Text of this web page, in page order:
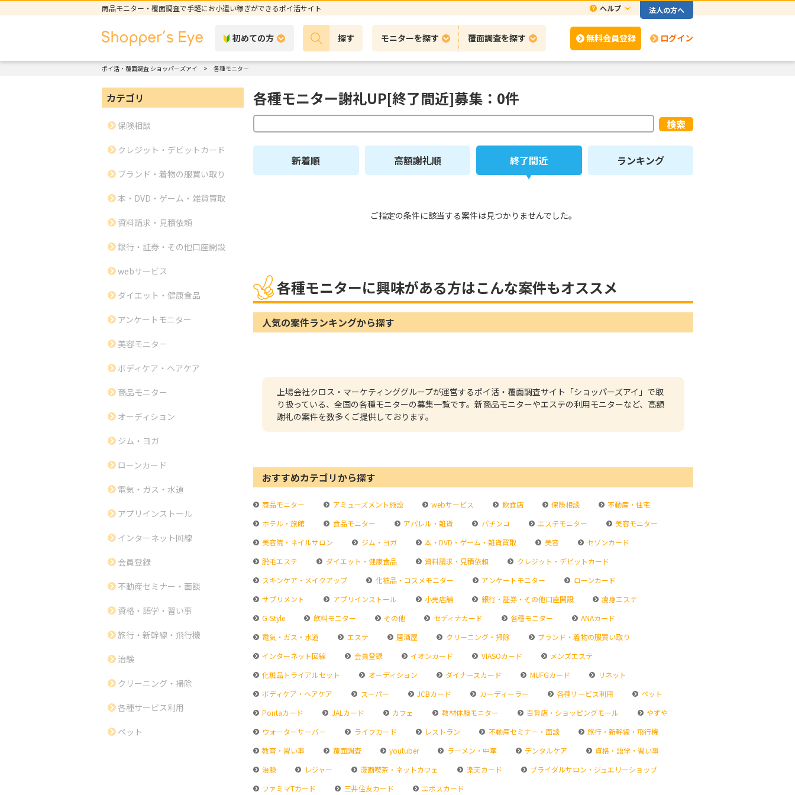
商品モニター・覆面調査で手軽にお小遣い稼ぎができるポイ活サイト ヘルプ 法人の方へ
初めての方 探す モニターを探す 覆面調査を探す 無料会員登録 ログイン
ポイ活・覆面調査 ショッパーズアイ 各種モニター
カテゴリ
保険相談
クレジット・デビットカード
ブランド・着物の服買い取り
本・DVD・ゲーム・雑貨買取
資料請求・見積依頼
銀行・証券・その他口座開設
webサービス
ダイエット・健康食品
アンケートモニター
美容モニター
ボディケア・ヘアケア
商品モニター
オーディション
ジム・ヨガ
ローンカード
電気・ガス・水道
アプリインストール
インターネット回線
会員登録
不動産セミナー・面談
資格・語学・習い事
旅行・新幹線・飛行機
治験
クリーニング・掃除
各種サービス利用
ペット
各種モニター謝礼UP[終了間近]募集：0件
検索
新着順 高額謝礼順 終了間近 ランキング
ご指定の条件に該当する案件は見つかりませんでした。
各種モニターに興味がある方はこんな案件もオススメ
人気の案件ランキングから探す
上場会社クロス・マーケティンググループが運営するポイ活・覆面調査サイト「ショッパーズアイ」で取
り扱っている、全国の各種モニターの募集一覧です。新商品モニターやエステの利用モニターなど、高額
謝礼の案件を数多くご提供しております。
おすすめカテゴリから探す
商品モニター アミューズメント施設 webサービス 飲食店 保険相談
不動産・住宅
ホテル・旅館
食品モニター アパレル・雑貨 パチンコ エステモニター
美容モニター
美容院・ネイルサロン
ジム・ヨガ 本・DVD・ゲーム・雑貨買取 美容
セゾンカード
脱毛エステ
ダイエット・健康食品 資料請求・見積依頼
クレジット・デビットカード
スキンケア・メイクアップ
化粧品・コスメモニター アンケートモニター
ローンカード
サプリメント
アプリインストール 小売店舗 銀行・証券・その他口座開設
痩身エステ
G-Style
飲料モニター その他 セディナカード 各種モニター
ANAカード
電気・ガス・水道
エステ 居酒屋 クリーニング・掃除
ブランド・着物の服買い取り
インターネット回線
会員登録 イオンカード VIASOカード
メンズエステ
化粧品トライアルセット
オーディション ダイナースカード MUFGカード
リネット
ボディケア・ヘアケア
スーパー JCBカード カーディーラー 各種サービス利用
ペット
Pontaカード
JALカード カフェ 教材体験モニター 百貨店・ショッピングモール
やずや
ウォーターサーバー
ライフカード レストラン 不動産セミナー・面談
旅行・新幹線・飛行機
教育・習い事
覆面調査 youtuber ラーメン・中華 デンタルケア
資格・語学・習い事
治験
レジャー 漫画喫茶・ネットカフェ 楽天カード
ブライダルサロン・ジュエリーショップ
ファミマTカード
三井住友カード エポスカード